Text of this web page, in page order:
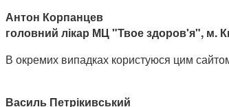
Антон Корпанцев
головний лікар МЦ "Твое здоров'я", м.
В окремих випадках користуюся цим
Василь Петрікивський